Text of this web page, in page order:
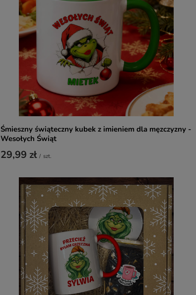
Śmieszny świąteczny kubek z imieniem dla męzczyzny -
Wesołych Świąt
29,99 zł / szt.